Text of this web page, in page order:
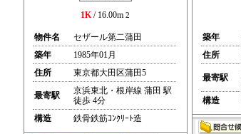
1K/ 16.00m 2
物件名
セザール第二蒲田
築年
1985年01月
住所
東京都大田区蒲田5
最寄駅
京浜東北・根岸線 蒲田 駅
徒歩 4分
構造
鉄骨鉄筋ｺﾝｸﾘｰﾄ造
築年
住所
最寄駅
構造